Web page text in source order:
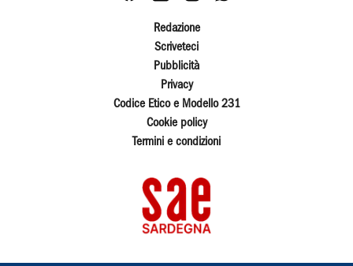
Redazione
Scriveteci
Pubblicità
Privacy
Codice Etico e Modello 231
Cookie policy
Termini e condizioni